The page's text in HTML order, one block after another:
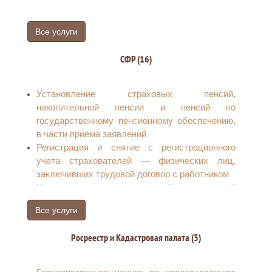
законодательством о налогах и сборах (форма
N 1А)
Все услуги
СФР (16)
Установление страховых пенсий,
накопительной пенсии и пенсий по
государственному пенсионному обеспечению,
в части приема заявлений
Регистрация и снятие с регистрационного
учета страхователей — физических лиц,
заключивших трудовой договор с работником
Установление ежемесячной денежной
выплаты отдельным категориям граждан в
Российской Федерации
состоянии их индивидуальных лицевых
(персонифицированного) учета.
Все услуги
Росреестр и Кадастровая палата (3)